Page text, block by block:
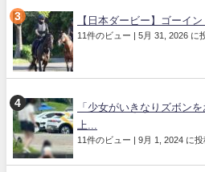
【日本ダービー】ゴーイ
11件のビュー | 5月 31, 2026 に
「少女がいきなりズボン
上...
11件のビュー | 9月 1, 2024 に